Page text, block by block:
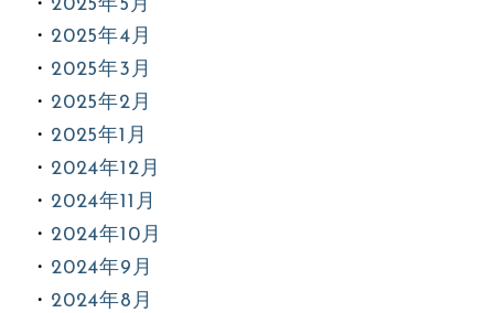
2025年5月
2025年4月
2025年3月
2025年2月
2025年1月
2024年12月
2024年11月
2024年10月
2024年9月
2024年8月